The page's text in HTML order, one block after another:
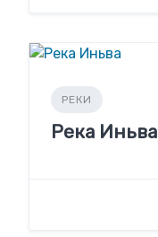
РЕКИ
Река Иньва